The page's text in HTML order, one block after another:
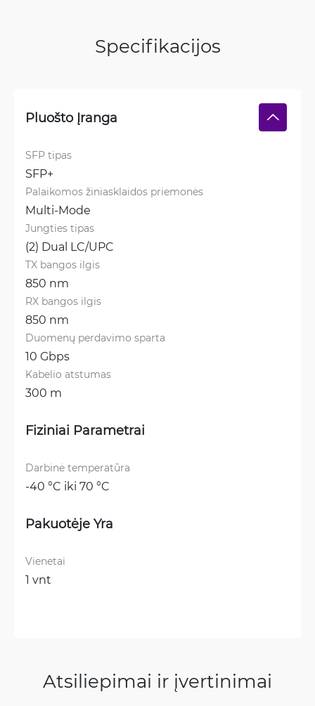
Specifikacijos
Pluošto Įranga
SFP tipas
SFP+
Palaikomos žiniasklaidos priemonės
Multi-Mode
Jungties tipas
(2) Dual LC/UPC
TX bangos ilgis
850 nm
RX bangos ilgis
850 nm
Duomenų perdavimo sparta
10 Gbps
Kabelio atstumas
300 m
Fiziniai Parametrai
Darbinė temperatūra
-40 °C iki 70 °C
Pakuotėje Yra
Vienetai
1 vnt
Atsiliepimai ir įvertinimai